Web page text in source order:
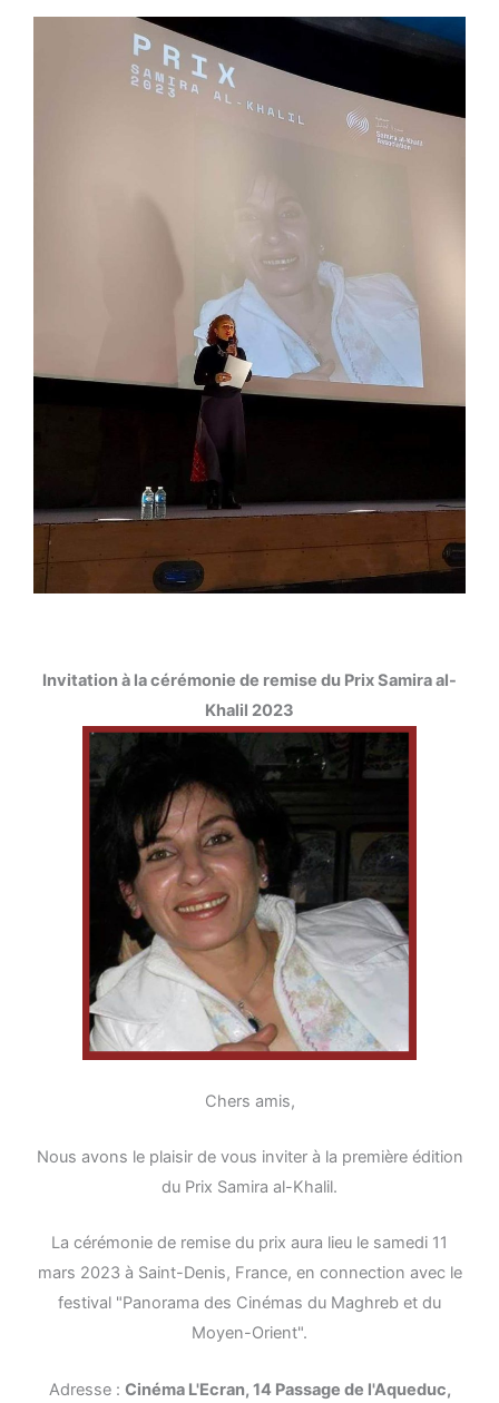
Invitation à la cérémonie de remise du Prix Samira al-
Khalil 2023
Chers amis,
Nous avons le plaisir de vous inviter à la première édition
du Prix Samira al-Khalil.
La cérémonie de remise du prix aura lieu le samedi 11
mars 2023 à Saint-Denis, France, en connection avec le
festival "Panorama des Cinémas du Maghreb et du
Moyen-Orient".
Adresse : Cinéma L'Ecran, 14 Passage de l'Aqueduc,